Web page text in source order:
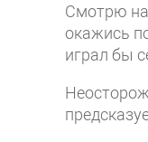
Смотрю на
окажись
играл бы